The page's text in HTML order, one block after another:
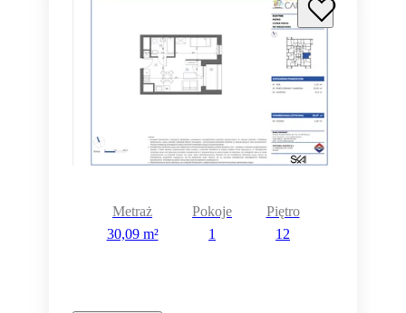
Metraż
30,09 m²
Pokoje
1
Piętro
12